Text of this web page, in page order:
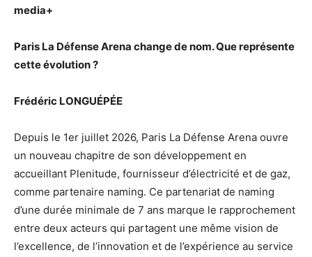
media+
Paris La Défense Arena change de nom. Que représente
cette évolution ?
Frédéric LONGUÉPÉE
Depuis le 1er juillet 2026, Paris La Défense Arena ouvre
un nouveau chapitre de son développement en
accueillant Plenitude, fournisseur d’électricité et de gaz,
comme partenaire naming. Ce partenariat de naming
d’une durée minimale de 7 ans marque le rapprochement
entre deux acteurs qui partagent une même vision de
l’excellence, de l’innovation et de l’expérience au service